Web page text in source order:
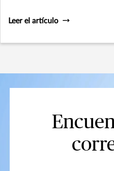
Leer el artículo